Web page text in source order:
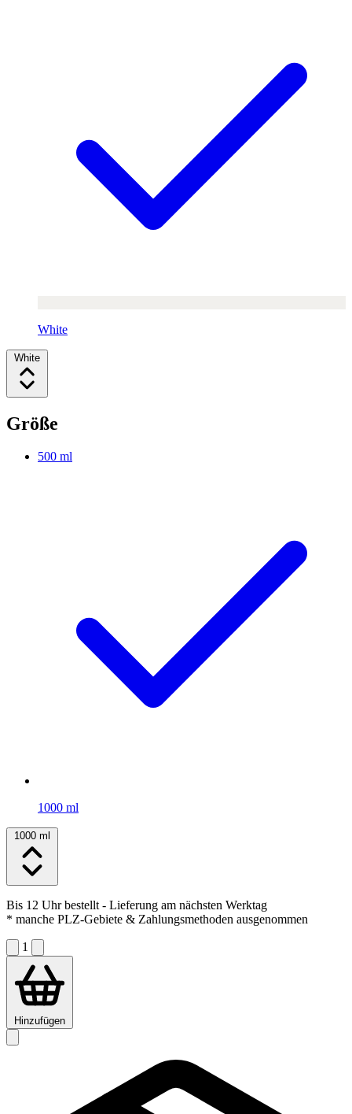
White
White
Größe
500 ml
1000 ml
1000 ml
Bis 12 Uhr bestellt- Lieferung am nächsten Werktag
* manche PLZ-Gebiete & Zahlungsmethoden ausgenommen
1
Hinzufügen